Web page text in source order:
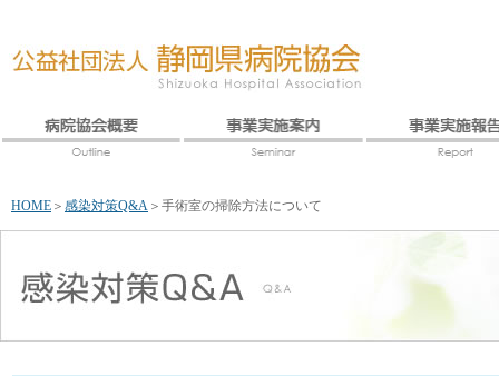
HOME ＞ 感染対策Q&A ＞ 手術室の掃除方法について